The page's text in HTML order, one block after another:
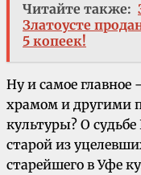
Читайте также:
Златоусте
5 копеек!
Ну и самое главное
храмом и другими
культуры? О
старой из
старейшего в Уфе